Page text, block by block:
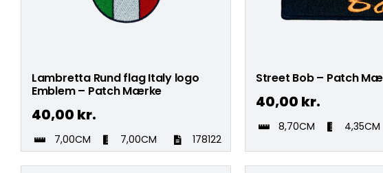
Lambretta Rund flag Italy logo
Emblem – Patch Mærke
40,00 kr.
7,00CM 7,00CM 178122
Street Bob – Patch
40,00 kr.
8,70CM 4,35CM